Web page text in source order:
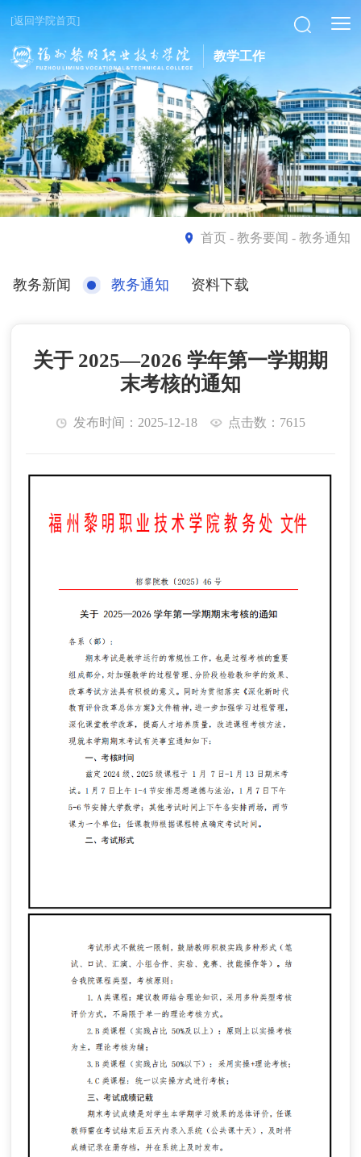
[返回学院首页]
教学工作
首页- 教务要闻 - 教务通知
教务新闻 教务通知 资料下载
关于 2025—2026 学年第一学期期
末考核的通知
发布时间：2025-12-18 点击数：7615